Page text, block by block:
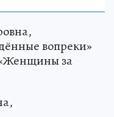
вопреки»
«Женщины за